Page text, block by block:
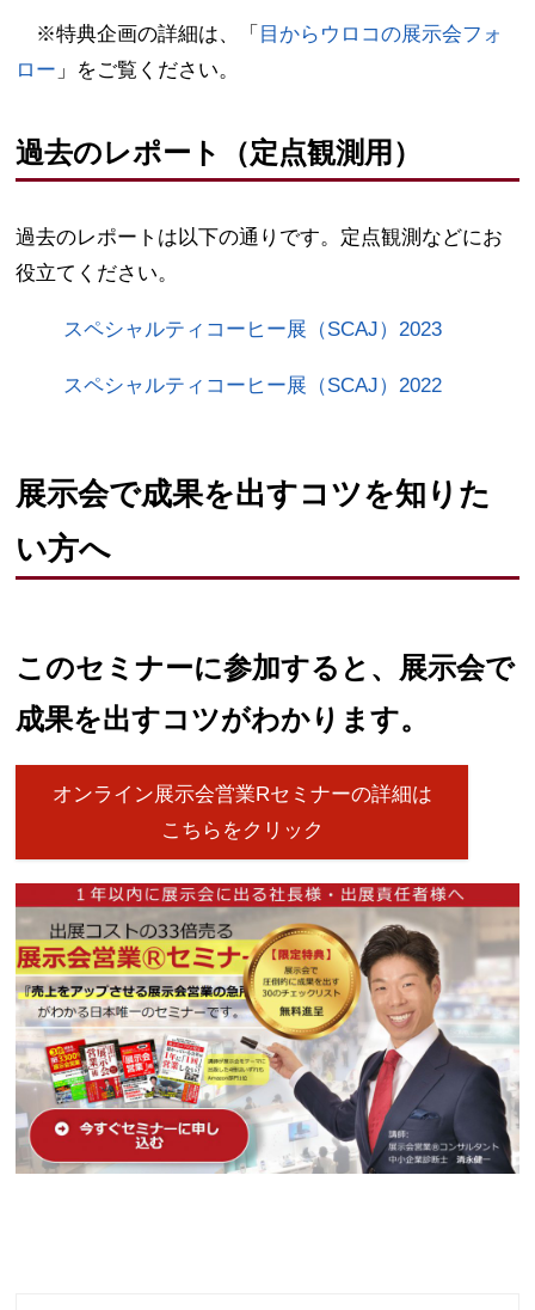
※特典企画の詳細は、「 目からウロコの展示会フォ
ロー 」をご覧ください。
過去のレポート（定点観測用）
過去のレポートは以下の通りです。定点観測などにお
役立てください。
スペシャルティコーヒー展（SCAJ）2023
スペシャルティコーヒー展（SCAJ）2022
展示会で成果を出すコツを知りた
い方へ
このセミナーに参加すると、展示会で
成果を出すコツがわかります。
オンライン展示会営業Rセミナーの詳細は
こちらをクリック